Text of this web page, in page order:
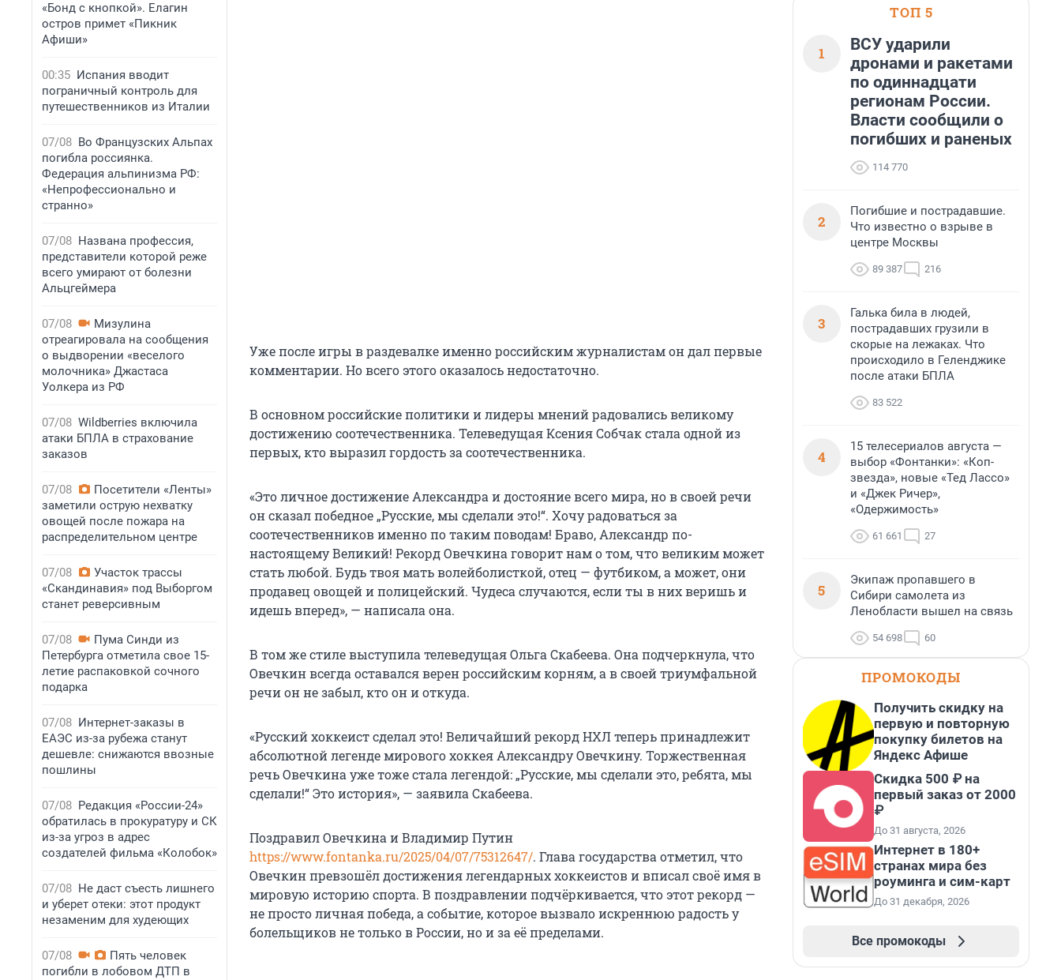
«Бонд с кнопкой». Елагин
остров примет «Пикник
Афиши»
00:35 Испания вводит
пограничный контроль для
путешественников из Италии
07/08 Во Французских Альпах
погибла россиянка.
Федерация альпинизма РФ:
«Непрофессионально и
странно»
07/08 Названа профессия,
представители которой реже
всего умирают от болезни
Альцгеймера
07/08
Мизулина
отреагировала на сообщения
о выдворении «веселого
молочника» Джастаса
Уолкера из РФ
07/08 Wildberries включила
атаки БПЛА в страхование
заказов
07/08
Посетители «Ленты»
заметили острую нехватку
овощей после пожара на
распределительном центре
07/08
Участок трассы
«Скандинавия» под Выборгом
станет реверсивным
07/08
Пума Синди из
Петербурга отметила свое 15-
летие распаковкой сочного
подарка
07/08 Интернет-заказы в
ЕАЭС из-за рубежа станут
дешевле: снижаются ввозные
пошлины
07/08 Редакция «России-24»
обратилась в прокуратуру и СК
из-за угроз в адрес
создателей фильма «Колобок»
07/08 Не даст съесть лишнего
и уберет отеки: этот продукт
незаменим для худеющих
07/08
Пять человек
погибли в лобовом ДТП в
Уже после игры в раздевалке именно российским журналистам он дал первые
комментарии. Но всего этого оказалось недостаточно.
В основном российские политики и лидеры мнений радовались великому
достижению соотечественника. Телеведущая Ксения Собчак стала одной из
первых, кто выразил гордость за соотечественника.
«Это личное достижение Александра и достояние всего мира, но в своей речи
он сказал победное „Русские, мы сделали это!“. Хочу радоваться за
соотечественников именно по таким поводам! Браво, Александр по-
настоящему Великий! Рекорд Овечкина говорит нам о том, что великим может
стать любой. Будь твоя мать волейболисткой, отец — футбиком, а может, они
продавец овощей и полицейский. Чудеса случаются, если ты в них веришь и
идешь вперед», — написала она.
В том же стиле выступила телеведущая Ольга Скабеева. Она подчеркнула, что
Овечкин всегда оставался верен российским корням, а в своей триумфальной
речи он не забыл, кто он и откуда.
«Русский хоккеист сделал это! Величайший рекорд НХЛ теперь принадлежит
абсолютной легенде мирового хоккея Александру Овечкину. Торжественная
речь Овечкина уже тоже стала легендой: „Русские, мы сделали это, ребята, мы
сделали!“ Это история», — заявила Скабеева.
Поздравил Овечкина и Владимир Путин
https://www.fontanka.ru/2025/04/07/75312647/. Глава государства отметил, что
Овечкин превзошёл достижения легендарных хоккеистов и вписал своё имя в
мировую историю спорта. В поздравлении подчёркивается, что этот рекорд —
не просто личная победа, а событие, которое вызвало искреннюю радость у
болельщиков не только в России, но и за её пределами.
ТОП 5
1
ВСУ ударили
дронами и ракетами
по одиннадцати
регионам России.
Власти сообщили о
погибших и раненых
114 770
2
Погибшие и пострадавшие.
Что известно о взрыве в
центре Москвы
89 387 216
3
Галька била в людей,
пострадавших грузили в
скорые на лежаках. Что
происходило в Геленджике
после атаки БПЛА
83 522
4
15 телесериалов августа —
выбор «Фонтанки»: «Коп-
звезда», новые «Тед Лассо»
и «Джек Ричер»,
«Одержимость»
61 661 27
5
Экипаж пропавшего в
Сибири самолета из
Ленобласти вышел на связь
54 698 60
ПРОМОКОДЫ
Получить скидку на
первую и повторную
покупку билетов на
Яндекс Афише
Скидка 500 ₽ на
первый заказ от 2000
₽
До 31 августа, 2026
Интернет в 180+
странах мира без
роуминга и сим-карт
До 31 декабря, 2026
Все промокоды